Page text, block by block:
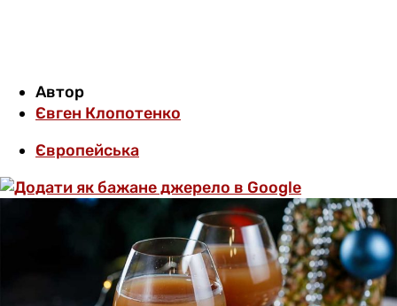
Автор
Євген Клопотенко
Європейська